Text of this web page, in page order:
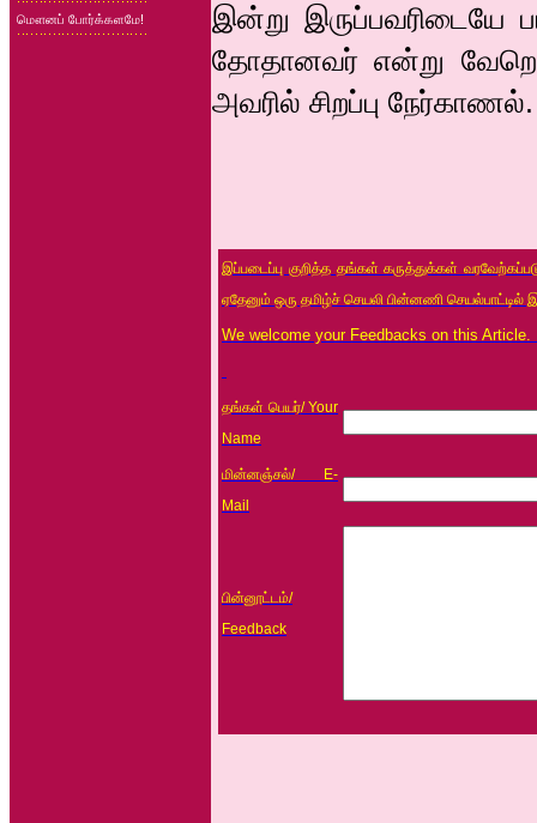
மௌனப் போர்க்களமே!
இன்று இருப்பவரிடையே
தோதானவர் என்று
அவரில் சிறப்பு
இப்படைப்பு குறித்த தங்கள் கருத்துக்கள்
ஏதேனும் ஒரு தமிழ்ச் செயலி பின்னணி செயல்பாட்டில்
We welcome your Feedbacks on this
தங்கள் பெயர்/ Your
Name
மின்னஞ்சல்/ E-
Mail
பின்னூட்டம்/
Feedback